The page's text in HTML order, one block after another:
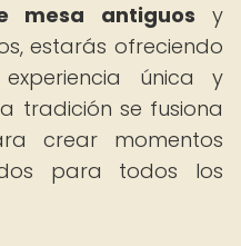
mesa antiguos y
estarás ofreciendo
única y
tradición se fusiona
crear momentos
para todos los